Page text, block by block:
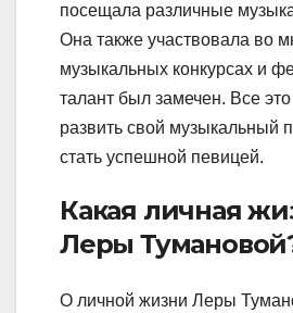
посещала различные
Она также участвовала во
музыкальных конкурсах и
талант был замечен. Все
развить свой музыкальный
стать успешной певицей.
Какая личная
Леры
О личной жизни Леры